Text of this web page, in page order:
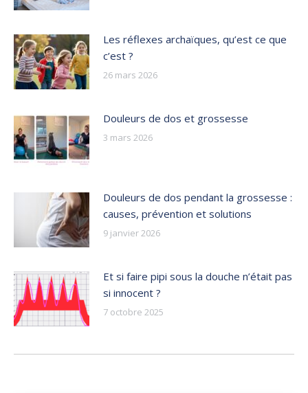
Les réflexes archaïques, qu’est ce que
c’est ?
26 mars 2026
Douleurs de dos et grossesse
3 mars 2026
Douleurs de dos pendant la grossesse :
causes, prévention et solutions
9 janvier 2026
Et si faire pipi sous la douche n’était pas
si innocent ?
7 octobre 2025